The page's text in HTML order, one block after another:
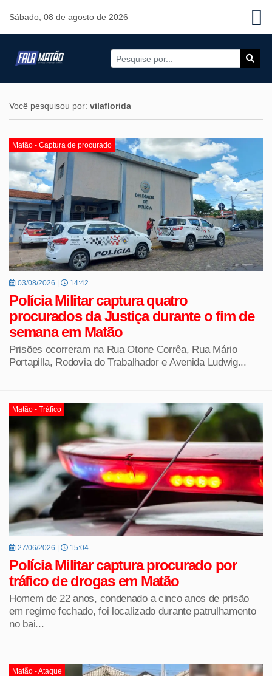
Sábado, 08 de agosto de 2026
Você pesquisou por: vilaflorida
Matão - Captura de procurado
03/08/2026 | 14:42
Polícia Militar captura quatro
procurados da Justiça durante o fim de
semana em Matão
Prisões ocorreram na Rua Otone Corrêa, Rua Mário
Portapilla, Rodovia do Trabalhador e Avenida Ludwig...
Matão - Tráfico
27/06/2026 | 15:04
Polícia Militar captura procurado por
tráfico de drogas em Matão
Homem de 22 anos, condenado a cinco anos de prisão
em regime fechado, foi localizado durante patrulhamento
no bai...
Matão - Ataque